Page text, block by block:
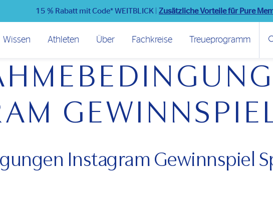
15 % Rabatt mit Code* WEITBLICK Zusätzliche Vorteile für Pure
Wissen Athleten Über Fachkreise Treueprogramm
Instagram Gewinnspiel